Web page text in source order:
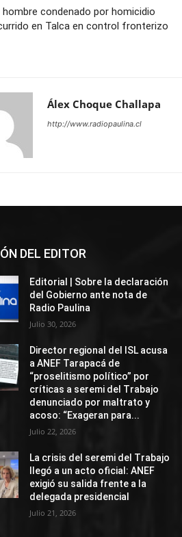
hombre condenado por homicidio
en Talca en control fronterizo
Álex Choque Challapa
http://www.radiopaulina.cl
DEL EDITOR
Editorial | Sobre la declaración
del Gobierno ante nota de
Radio Paulina
Julio 30, 2026
Director regional del ISL acusa
a ANEF Tarapacá de
“proselitismo político” por
críticas a seremi del Trabajo
denunciado por maltrato y
acoso: “Exageran para...
Julio 22, 2026
La crisis del seremi del Trabajo
llegó a un acto oficial: ANEF
exigió su salida frente a la
delegada presidencial
Julio 21, 2026